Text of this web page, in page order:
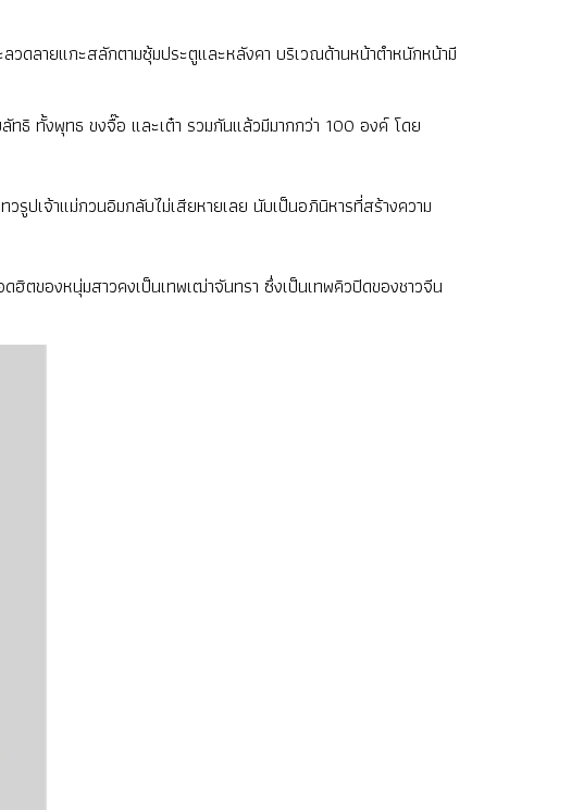
ดลายแกะสลักตามซุ้มประตูและหลังคา บริเวณด้านหน้าตำหนักหน้ามี
ทธิ ทั้งพุทธ ขงจื๊อ และเต๋า รวมกันแล้วมีมากกว่า 100 องค์ โดย
รูปเจ้าแม่กวนอิมกลับไม่เสียหายเลย นับเป็นอภินิหารที่สร้างความ
ตของหนุ่มสาวคงเป็นเทพเฒ่าจันทรา ซึ่งเป็นเทพคิวปิดของชาวจีน